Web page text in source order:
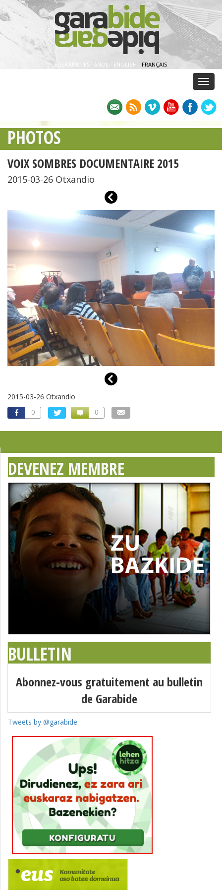
EUSKARA ESPAÑOL · ENGLISH · FRANÇAIS
PHOTOS
VOIX SOMBRES DOCUMENTAIRE 2015
2015-03-26 Otxandio
2015-03-26 Otxandio
0
0
DEVENEZ MEMBRE
BULLETIN
Abonnez-vous gratuitement au bulletin
de Garabide
Tweets by @garabide